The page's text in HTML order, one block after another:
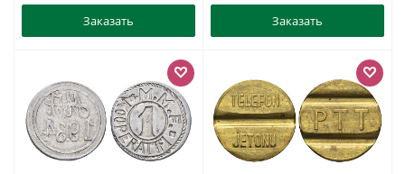
живота") латунь 4655-128
Заказать Заказать